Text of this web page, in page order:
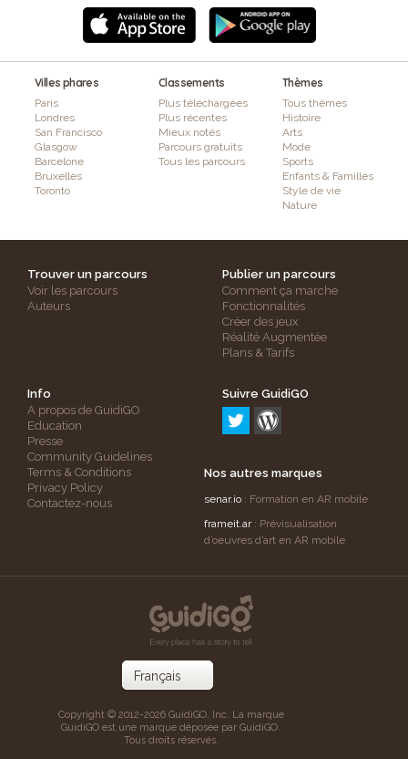
Villes phares
Paris
Londres
San Francisco
Glasgow
Barcelone
Bruxelles
Toronto
Classements
Plus téléchargées
Plus récentes
Mieux notés
Parcours gratuits
Tous les parcours
Thèmes
Tous thèmes
Histoire
Arts
Mode
Sports
Enfants & Familles
Style de vie
Nature
Trouver un parcours
Voir les parcours
Auteurs
Publier un parcours
Comment ça marche
Fonctionnalités
Créer des jeux
Réalité Augmentée
Plans & Tarifs
Info
A propos de GuidiGO
Education
Presse
Community Guidelines
Terms & Conditions
Privacy Policy
Contactez-nous
Suivre GuidiGO
Nos autres marques
senar.io : Formation en AR mobile
frameit.ar: Prévisualisation
d’oeuvres d’art en AR mobile
Copyright © 2012-2026 GuidiGO, Inc. La marque
GuidiGO est une marque déposée par GuidiGO.
Tous droits réservés.